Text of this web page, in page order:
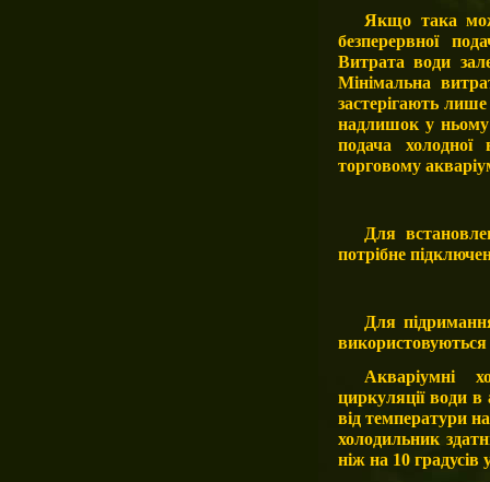
Якщо така
безперервної
Витрата води
Мінімальна
застерігають
надлишок у
подача
торговому
Для
потрібне
Для
використовуються
Акваріумні
циркуляції води
від температури
холодильник
ніж на 10